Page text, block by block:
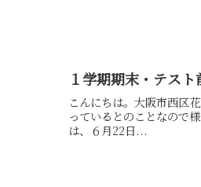
１学期期末・テス
こんにちは。大阪市西区
っているとのことなので
は、６月22日...